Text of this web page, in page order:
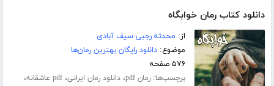
دانلود کتاب رمان خوابگاه
از: محدثه رجبی سیف آبادی
موضوع:دانلود رایگان بهترین رمان‌ها
۵۷۶ صفحه
برچسب‌ها:رمان pdf ،دانلود رمان ایرانی،pdf عاشقانه ،